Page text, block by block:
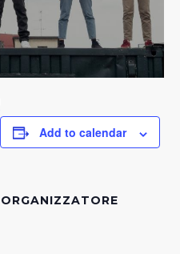
Add to calendar
ORGANIZZATORE